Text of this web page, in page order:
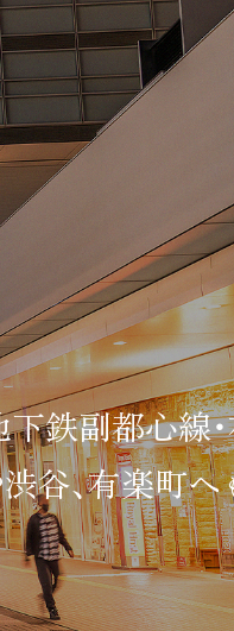
鉄副都心線
谷、有楽町へ